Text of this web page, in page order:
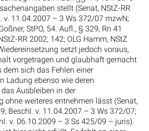
stellt (Senat, NStZ-RR
v. 11.04.2007 – 3 Ws 372/07 mzwN;
StPO, 54. Aufl., § 329, Rn 41
RR 2002, 142; OLG Hamm, NStZ
setzt jedoch voraus,
vorgetragen und glaubhaft gemacht
dem sich das Fehlen einer
Ladung ebenso wie deren
Ausbleiben in der
ohne weiteres entnehmen lässt (Senat,
Beschl. v. 11.04.2007 – 3 Ws 372/07;
v. 06.10.2009 – 3 Ss 425/09 – juris).